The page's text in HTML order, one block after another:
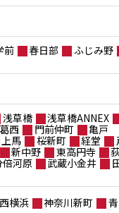
前 春日部 ふじみ野
浅草橋 浅草橋ANNEX
西 門前仲町
亀戸
上馬 桜新町 経堂
新中野 東高円寺
倍河原 武蔵小金井
西横浜 神奈川新町